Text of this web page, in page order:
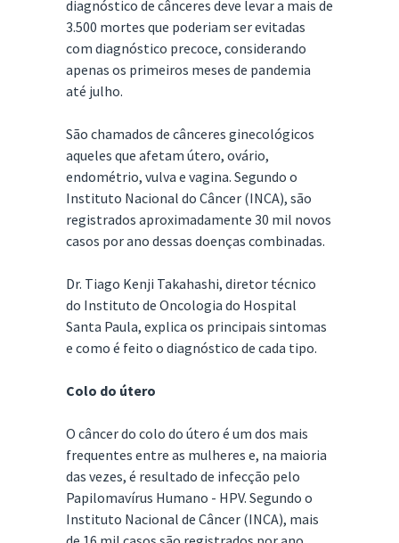
diagnóstico de cânceres deve levar a mais de
3.500 mortes que poderiam ser evitadas
com diagnóstico precoce, considerando
apenas os primeiros meses de pandemia
até julho.
São chamados de cânceres ginecológicos
aqueles que afetam útero, ovário,
endométrio, vulva e vagina. Segundo o
Instituto Nacional do Câncer (INCA), são
registrados aproximadamente 30 mil novos
casos por ano dessas doenças combinadas.
Dr. Tiago Kenji Takahashi, diretor técnico
do Instituto de Oncologia do Hospital
Santa Paula, explica os principais sintomas
e como é feito o diagnóstico de cada tipo.
Colo do útero
O câncer do colo do útero é um dos mais
frequentes entre as mulheres e, na maioria
das vezes, é resultado de infecção pelo
Papilomavírus Humano - HPV. Segundo o
Instituto Nacional de Câncer (INCA), mais